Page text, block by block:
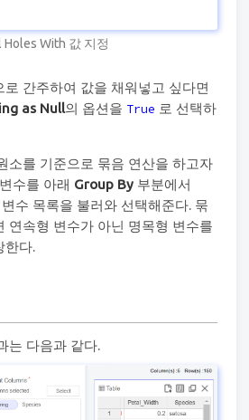
Holes With 값 지정
간주하여 값을 채워넣고 싶다면
as Null의 옵션을 True 로 선택하
소를 기준으로 묶음 연산을 하고자
수를 아래 Group By 부분에서
수 목록을 불러와 선택해준다. 묶
연속형 변수가 아닌 명목형 변수를
한다.
는 다음과 같다.